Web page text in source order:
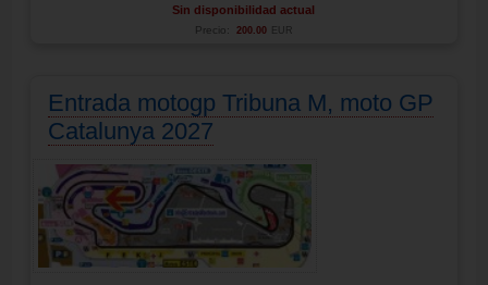
Sin disponibilidad actual
Precio: 200.00 EUR
Entrada motogp Tribuna M, moto GP
Catalunya 2027